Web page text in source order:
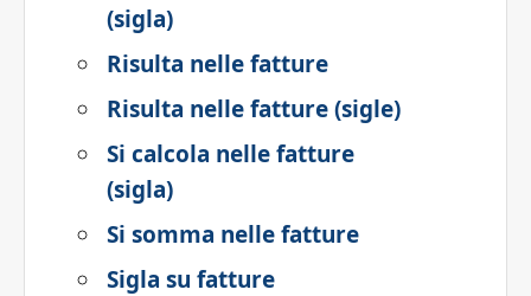
(sigla)
Risulta nelle fatture
Risulta nelle fatture (sigle)
Si calcola nelle fatture
(sigla)
Si somma nelle fatture
Sigla su fatture